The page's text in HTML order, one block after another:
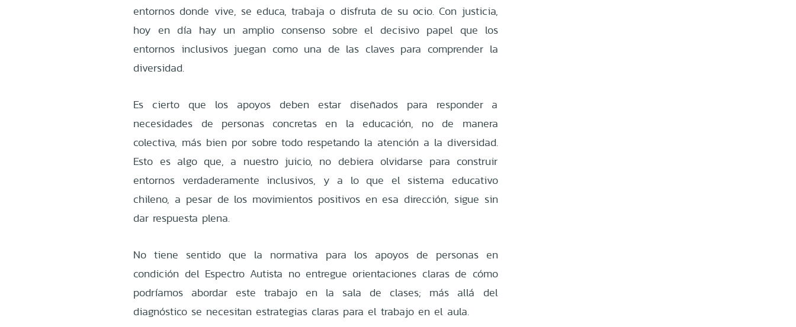
entornos donde vive, se educa, trabaja o disfruta de su ocio. Con justicia,
hoy en día hay un amplio consenso sobre el decisivo papel que los
entornos inclusivos juegan como una de las claves para comprender la
diversidad.
Es cierto que los apoyos deben estar diseñados para responder a
necesidades de personas concretas en la educación, no de manera
colectiva, más bien por sobre todo respetando la atención a la diversidad.
Esto es algo que, a nuestro juicio, no debiera olvidarse para construir
entornos verdaderamente inclusivos, y a lo que el sistema educativo
chileno, a pesar de los movimientos positivos en esa dirección, sigue sin
dar respuesta plena.
No tiene sentido que la normativa para los apoyos de personas en
condición del Espectro Autista no entregue orientaciones claras de cómo
podríamos abordar este trabajo en la sala de clases; más allá del
diagnóstico se necesitan estrategias claras para el trabajo en el aula.